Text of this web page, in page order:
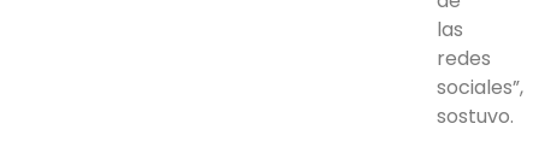
las
redes
sociales”,
sostuvo.